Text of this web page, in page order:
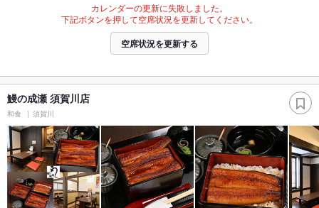
カレンダーの更新に失敗しました。
下記ボタンを押して空席状況を更新してください。
空席状況を更新する
鰻の成瀬 須賀川店
和食 須賀川